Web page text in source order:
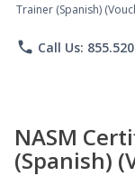
Trainer (Spanish)
phone Call Us:
NASM
(Spanish)